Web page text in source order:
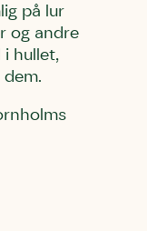
på lur
og andre
hullet,